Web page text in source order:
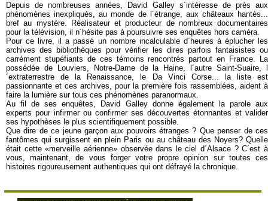
Depuis de nombreuses années, David Galley s´intéresse de près aux
phénomènes inexpliqués, au monde de l´étrange, aux châteaux hantés...
bref au mystère. Réalisateur et producteur de nombreux documentaires
pour la télévision, il n´hésite pas à poursuivre ses enquêtes hors caméra.
Pour ce livre, il a passé un nombre incalculable d´heures à éplucher les
archives des bibliothèques pour vérifier les dires parfois fantaisistes ou
carrément stupéfiants de ces témoins rencontrés partout en France. La
possédée de Louviers, Notre-Dame de la Haine, l´autre Saint-Suaire, l
´extraterrestre de la Renaissance, le Da Vinci Corse... la liste est
passionnante et ces archives, pour la première fois rassemblées, aident à
faire la lumière sur tous ces phénomènes paranormaux.
Au fil de ses enquêtes, David Galley donne également la parole aux
experts pour infirmer ou confirmer ses découvertes étonnantes et valider
ses hypothèses le plus scientifiquement possible.
Que dire de ce jeune garçon aux pouvoirs étranges ? Que penser de ces
fantômes qui surgissent en plein Paris ou au château des Noyers? Quelle
était cette «merveille aérienne» observée dans le ciel d´Alsace ? C´est à
vous, maintenant, de vous forger votre propre opinion sur toutes ces
histoires rigoureusement authentiques qui ont défrayé la chronique.